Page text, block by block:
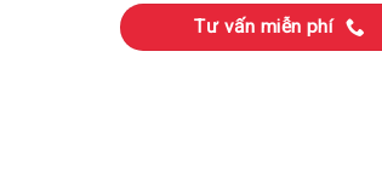
Tư vấn miễn phí